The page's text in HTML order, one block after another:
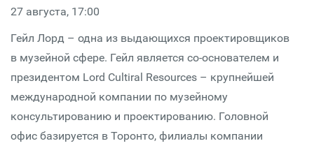
27 августа, 17:00
Гейл Лорд – одна из выдающихся проектировщиков
в музейной сфере. Гейл является со-основателем и
президентом Lord Cultiral Resources – крупнейшей
международной компании по музейному
консультированию и проектированию. Головной
офис базируется в Торонто, филиалы компании